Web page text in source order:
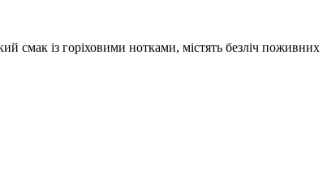
смак із горіховими нотками, містять безліч поживних